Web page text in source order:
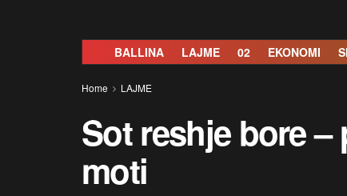
BALLINA LAJME 02 EKONOMI
Home LAJME
Sot reshje bore
moti